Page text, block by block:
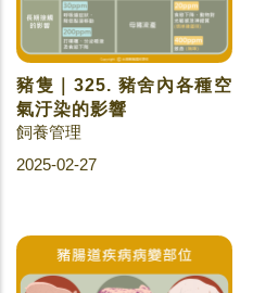
豬隻｜325. 豬舍內各種空
氣汙染的影響
飼養管理
2025-02-27